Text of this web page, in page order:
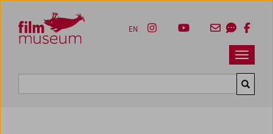
Zum Inhalt
Zum Hauptmenü
Zur Servicenavigation
Zum Suche
Navbar
EN